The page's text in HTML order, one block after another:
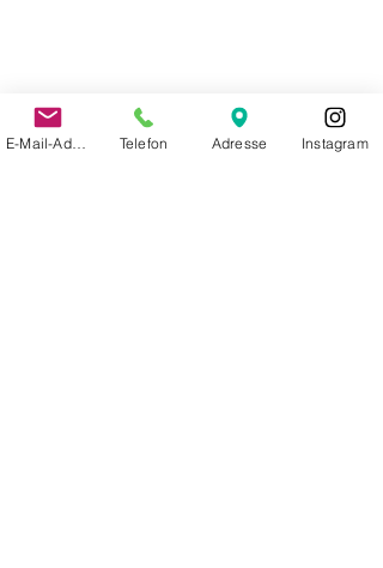
E-Mail-Adresse Telefon Adresse Instagram